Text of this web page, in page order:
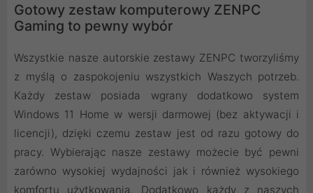
Gotowy zestaw komputerowy ZENPC
Gaming to pewny wybór
Wszystkie nasze autorskie zestawy ZENPC tworzyliśmy
z myślą o zaspokojeniu wszystkich Waszych potrzeb.
Każdy zestaw posiada wgrany dodatkowo system
Windows 11 Home w wersji darmowej (bez aktywacji i
licencji), dzięki czemu zestaw jest od razu gotowy do
pracy. Wybierając nasze zestawy możecie być pewni
zarówno wysokiej wydajności jak i również wysokiego
komfortu użytkowania. Dodatkowo każdy z naszych